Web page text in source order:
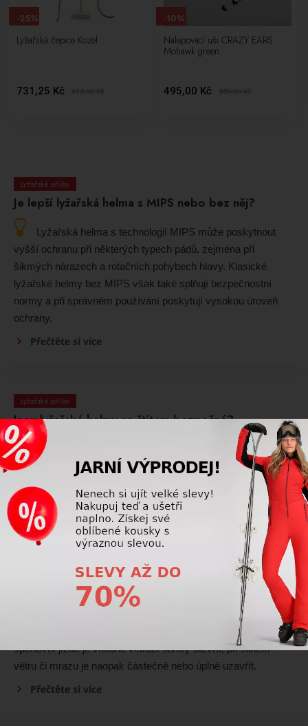
Lyžařská čepice Kozel
731,25 Kč 975,00Kč
-25%
Nalepovací uši CRAZY EARS
Mohawk green
495,00 Kč 550,00Kč
-10%
Lyžařské přilby
Je lepší lyžařská helma s MIPS nebo bez něj?
Lyžařská helma s technologií MIPS může poskytnout
vyšší ochranu při některých typech pádů, zejména při
šikmých nárazech a rotačních pohybech hlavy. Klasické
lyžařské helmy bez MIPS však také splňují bezpečnostní
normy a při správném používání poskytují vysokou úroveň
ochrany.
Přečtěte si více
Lyžařské přilby
Jsou lyžařské helmy se štítem bezpečné?
Ano, helmy se štítem jsou bezpečné, pokud dobře sedí a
splňují certifikaci. Nabízejí stejnou ochranu jako klasické
Přečtěte si více
Jak správně nastavit ventilaci lyžařské helmy?
Ventilaci lyžařské helmy je vhodné přizpůsobit
aktuálnímu počasí a intenzitě jízdy. Při vyšších teplotách nebo
sportovní jízdě je vhodné větrací otvory otevřít, při silném
větru či mrazu je naopak částečně nebo úplně uzavřít.
Přečtěte si více